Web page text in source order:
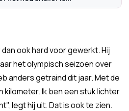
ook hard voor gewerkt. Hij
het olympisch seizoen over
anders getraind dit jaar. Met de
kilometer. Ik ben een stuk lichter
legt hij uit. Dat is ook te zien.